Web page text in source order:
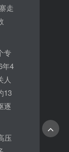
走
专
年4
人
13
逐
压